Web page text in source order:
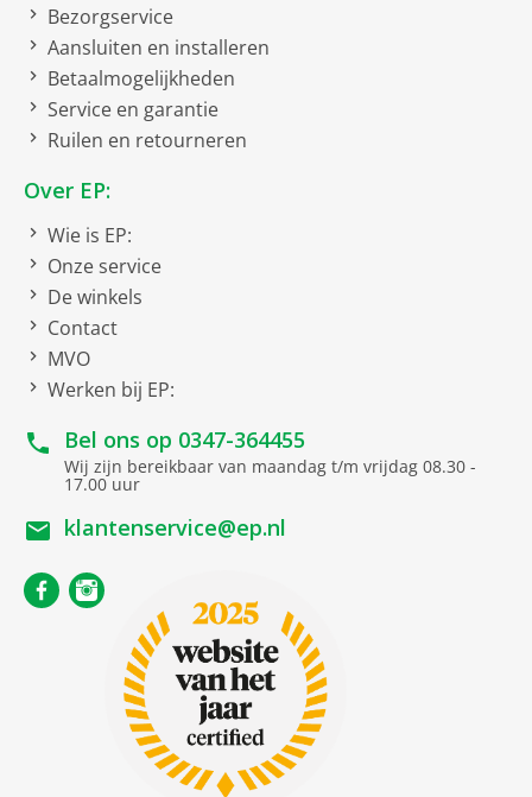
netto hoogte
netto diepte
Soort
Uitrusting
Kruimellade
Vermogen
Bezorgservice
Aansluiten en installeren
Betaalmogelijkheden
Service en garantie
Ruilen en retourneren
Over EP:
Wie is EP:
Onze service
De winkels
Contact
MVO
Werken bij EP:
Bel ons op 0347-364455
Wij zijn bereikbaar van maandag t/m vrijdag 08.30 -
17.00 uur
klantenservice@ep.nl